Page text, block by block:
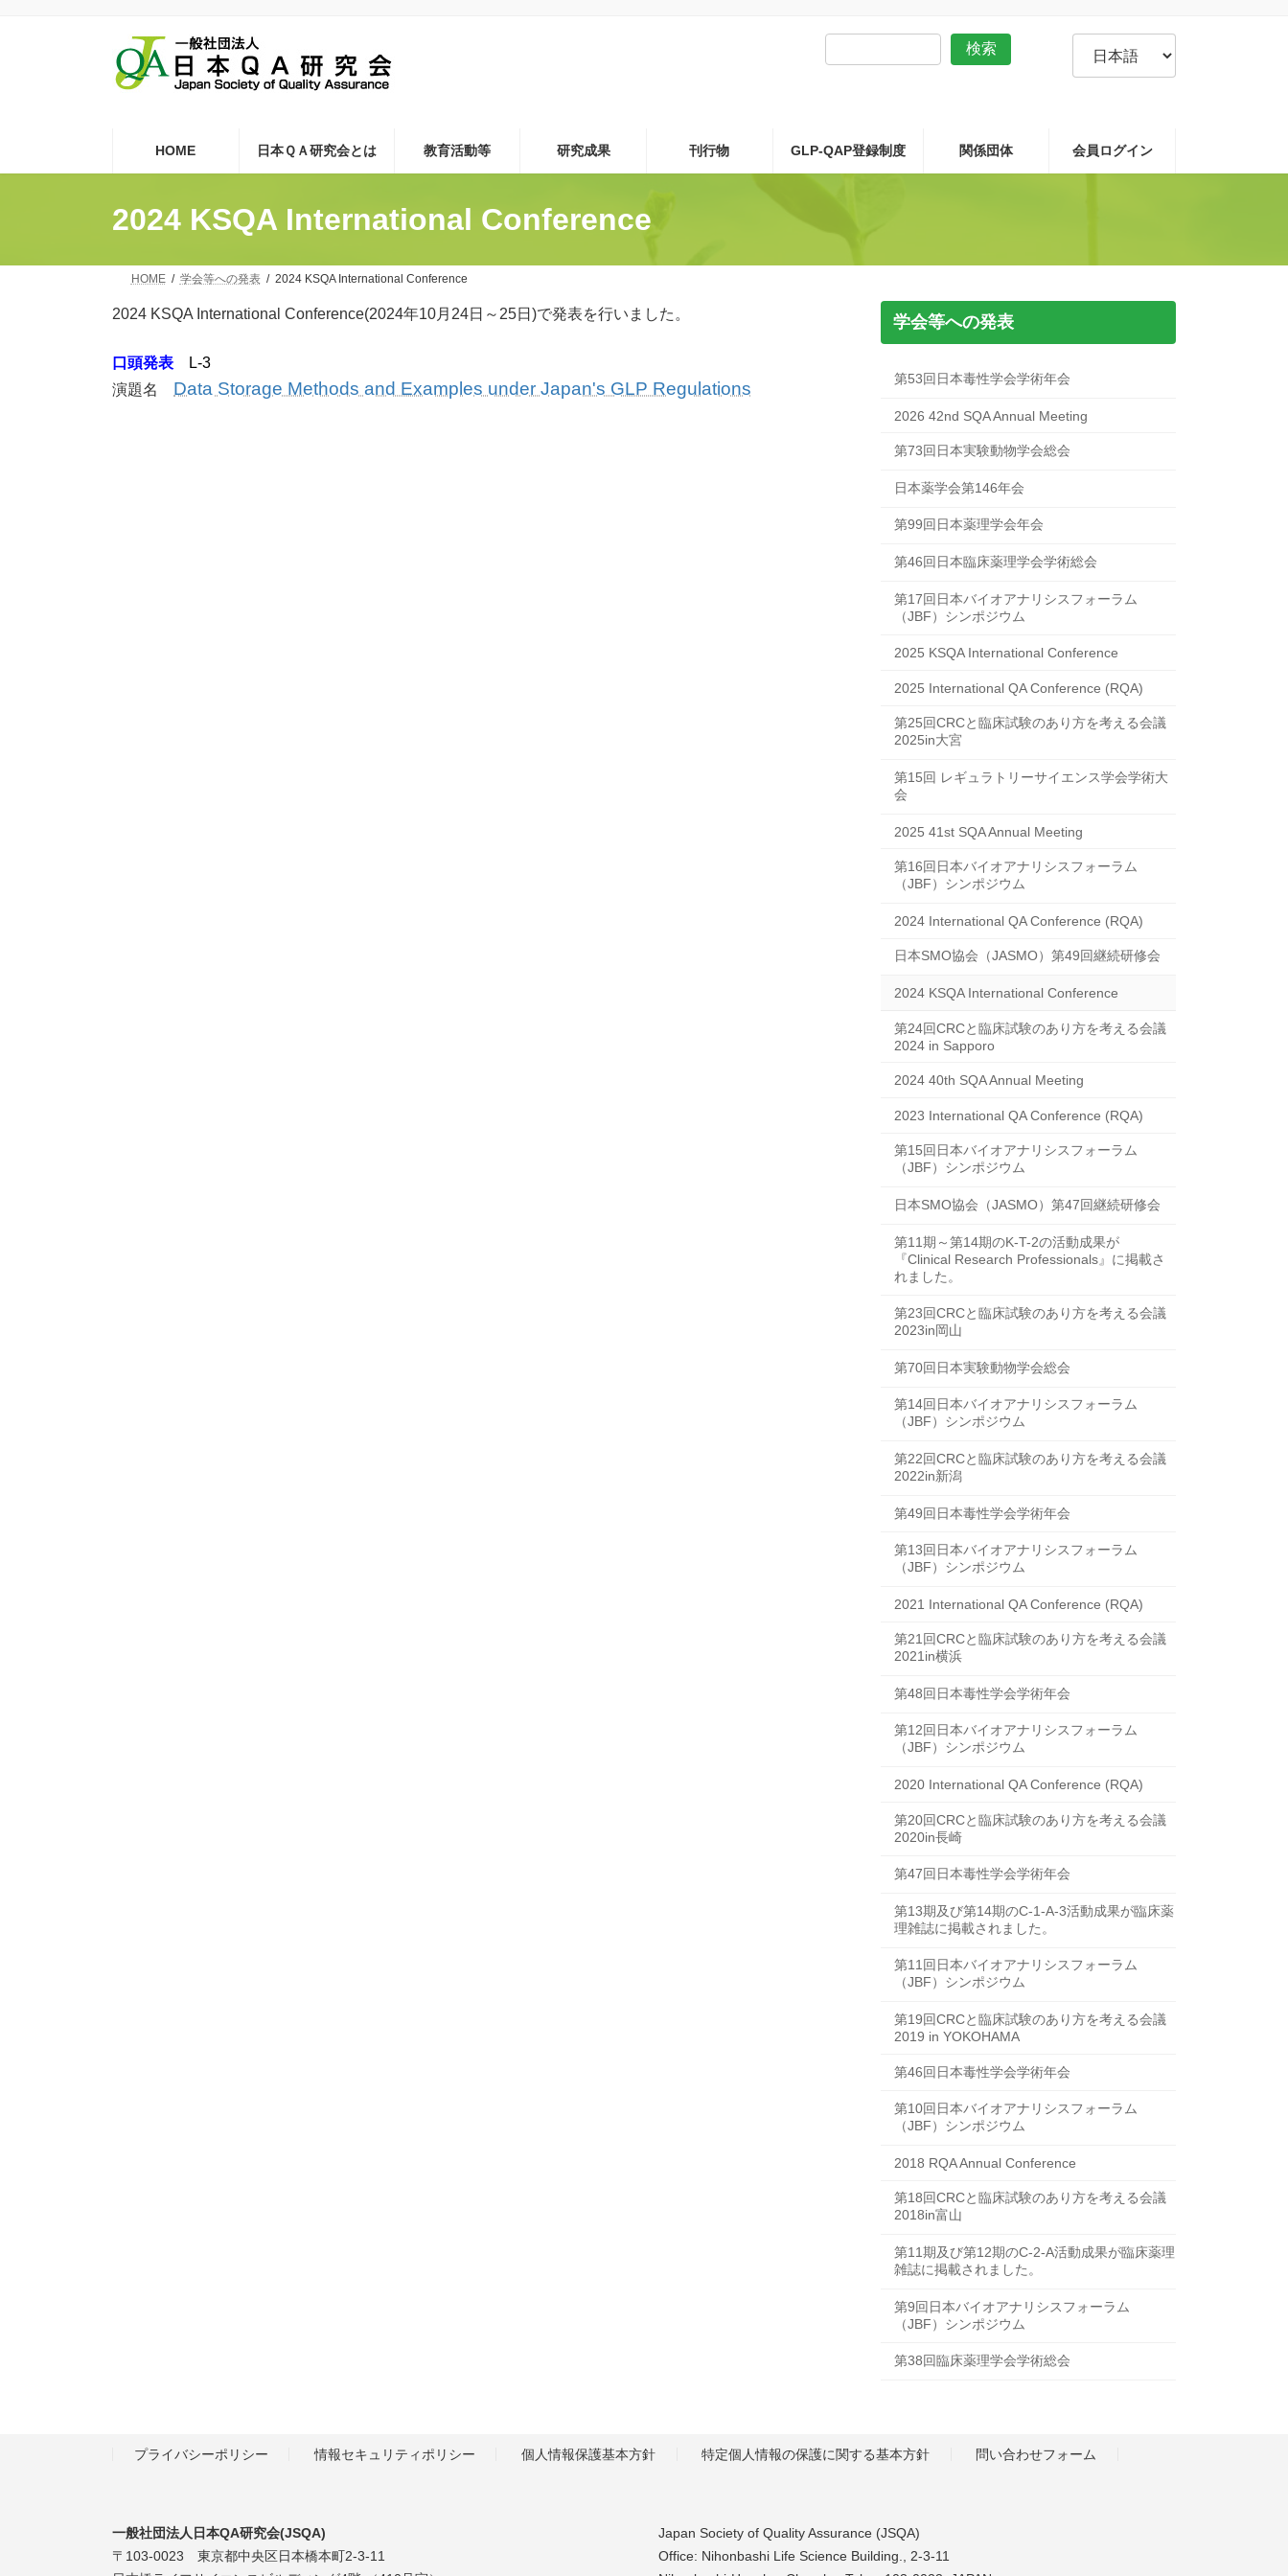
検索
を
HOME 日本ＱＡ研究会とは 教育活動等 研究成果 刊行物 GLP-QAP登録制度 関係団体 会員ログイン
2024 KSQA International Conference
HOME 学会等への発表 2024 KSQA International Conference
2024 KSQA International Conference(2024年10月24日～25日)で発表を行いました。
口頭発表 L-3
演題名 Data Storage Methods and Examples under Japan's GLP Regulations
学会等への発表
第53回日本毒性学会学術年会
2026 42nd SQA Annual Meeting
第73回日本実験動物学会総会
日本薬学会第146年会
第99回日本薬理学会年会
第46回日本臨床薬理学会学術総会
第17回日本バイオアナリシスフォーラム
（JBF）シンポジウム
2025 KSQA International Conference
2025 International QA Conference (RQA)
第25回CRCと臨床試験のあり方を考える会議
2025in大宮
第15回 レギュラトリーサイエンス学会学術大
会
2025 41st SQA Annual Meeting
第16回日本バイオアナリシスフォーラム
（JBF）シンポジウム
2024 International QA Conference (RQA)
日本SMO協会（JASMO）第49回継続研修会
2024 KSQA International Conference
第24回CRCと臨床試験のあり方を考える会議
2024 in Sapporo
2024 40th SQA Annual Meeting
2023 International QA Conference (RQA)
第15回日本バイオアナリシスフォーラム
（JBF）シンポジウム
日本SMO協会（JASMO）第47回継続研修会
第11期～第14期のK-T-2の活動成果が
『Clinical Research Professionals』に掲載さ
れました。
第23回CRCと臨床試験のあり方を考える会議
2023in岡山
第70回日本実験動物学会総会
第14回日本バイオアナリシスフォーラム
（JBF）シンポジウム
第22回CRCと臨床試験のあり方を考える会議
2022in新潟
第49回日本毒性学会学術年会
第13回日本バイオアナリシスフォーラム
（JBF）シンポジウム
2021 International QA Conference (RQA)
第21回CRCと臨床試験のあり方を考える会議
2021in横浜
第48回日本毒性学会学術年会
第12回日本バイオアナリシスフォーラム
（JBF）シンポジウム
2020 International QA Conference (RQA)
第20回CRCと臨床試験のあり方を考える会議
2020in長崎
第47回日本毒性学会学術年会
第13期及び第14期のC-1-A-3活動成果が臨床薬
理雑誌に掲載されました。
第11回日本バイオアナリシスフォーラム
（JBF）シンポジウム
第19回CRCと臨床試験のあり方を考える会議
2019 in YOKOHAMA
第46回日本毒性学会学術年会
第10回日本バイオアナリシスフォーラム
（JBF）シンポジウム
2018 RQA Annual Conference
第18回CRCと臨床試験のあり方を考える会議
2018in富山
第11期及び第12期のC-2-A活動成果が臨床薬理
雑誌に掲載されました。
第9回日本バイオアナリシスフォーラム
（JBF）シンポジウム
第38回臨床薬理学会学術総会
プライバシーポリシー 情報セキュリティポリシー 個人情報保護基本方針 特定個人情報の保護に関する基本方針 問い合わせフォーム
一般社団法人日本QA研究会(JSQA)
〒103-0023 東京都中央区日本橋本町2-3-11
Japan Society of Quality Assurance (JSQA)
Office: Nihonbashi Life Science Building., 2-3-11